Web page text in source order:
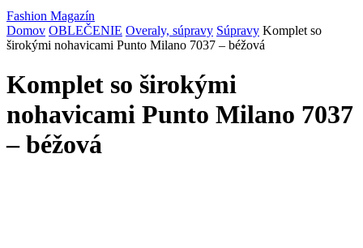
Fashion Magazín
Domov OBLEČENIE Overaly, súpravy Súpravy Komplet so
širokými nohavicami Punto Milano 7037 – béžová
Komplet so širokými
nohavicami Punto Milano 7037
– béžová